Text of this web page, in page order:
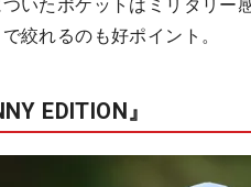
いたポケットはミリタリー
絞れるのも好ポイント。
EDITION』